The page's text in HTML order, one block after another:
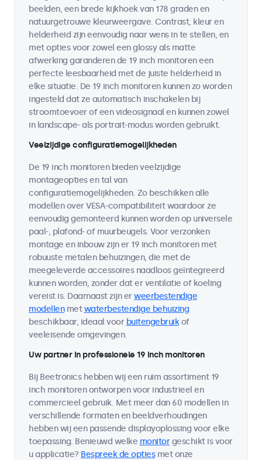
beelden, een brede kijkhoek van 178 graden en
natuurgetrouwe kleurweergave. Contrast, kleur en
helderheid zijn eenvoudig naar wens in te stellen, en
met opties voor zowel een glossy als matte
afwerking garanderen de 19 inch monitoren een
perfecte leesbaarheid met de juiste helderheid in
elke situatie. De 19 inch monitoren kunnen zo worden
ingesteld dat ze automatisch inschakelen bij
stroomtoevoer of een videosignaal en kunnen zowel
in landscape- als portrait-modus worden gebruikt.
Veelzijdige configuratiemogelijkheden
De 19 inch monitoren bieden veelzijdige
montageopties en tal van
configuratiemogelijkheden. Zo beschikken alle
modellen over VESA-compatibiliteit waardoor ze
eenvoudig gemonteerd kunnen worden op universele
paal-, plafond- of muurbeugels. Voor verzonken
montage en inbouw zijn er 19 inch monitoren met
robuuste metalen behuizingen, die met de
meegeleverde accessoires naadloos geïntegreerd
kunnen worden, zonder dat er ventilatie of koeling
vereist is. Daarnaast zijn erweerbestendige
modellenmetwaterbestendige behuizing
beschikbaar, ideaal voor buitengebruikof
veeleisende omgevingen.
Uw partner in professionele 19 inch monitoren
Bij Beetronics hebben wij een ruim assortiment 19
inch monitoren ontworpen voor industrieel en
commercieel gebruik. Met meer dan 60 modellen in
verschillende formaten en beeldverhoudingen
hebben wij een passende displayoplossing voor elke
toepassing. Benieuwd welke monitorgeschikt is voor
u applicatie? Bespreek de optiesmet onze